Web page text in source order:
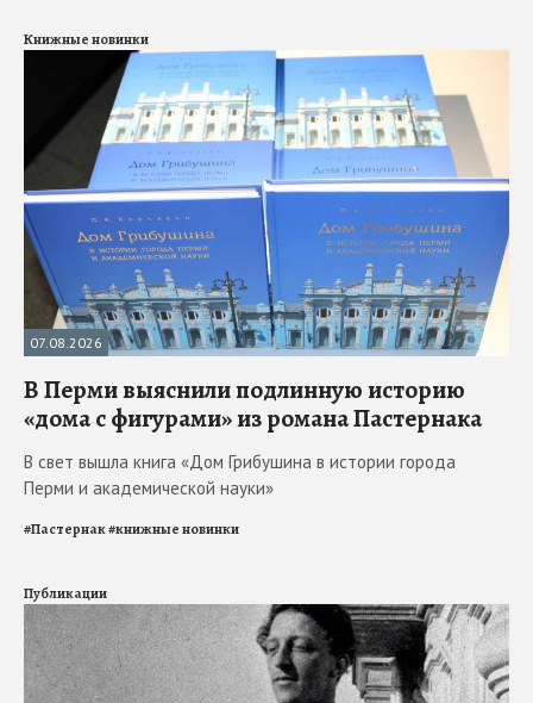
Книжные новинки
07.08.2026
В Перми выяснили подлинную историю
«дома с фигурами» из романа Пастернака
В свет вышла книга «Дом Грибушина в истории города
Перми и академической науки»
#Пастернак#книжные новинки
Публикации